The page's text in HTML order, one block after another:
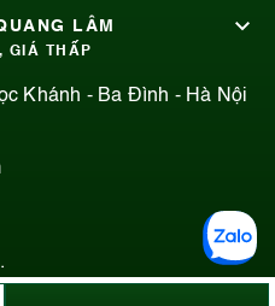
LÂM
GIÁ THẤP
Khánh - Ba Đình - Hà Nội